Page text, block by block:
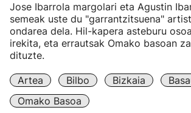
Jose Ibarrola margolari eta Agustin
semeak uste du "garrantzitsuena"
ondarea dela. Hil-kapera asteburu
irekita, eta errautsak Omako basoan
dituzte.
Artea Bilbo Bizkaia
Omako Basoa